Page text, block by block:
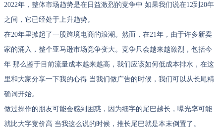
2022年，整体市场趋势是在日益激烈的竞争中 如果我们说在12到20年
之间，它已经处于上升趋势。
在20年里掀起了一股跨境电商的浪潮。然而，在21年，由于许多新卖
家的涌入，整个亚马逊市场竞争变大。竞争只会越来越激烈，包括今
年 那么鉴于目前流量成本越来越高，我们应该如何低成本排水，在这
里和大家分享一下我的心得 当我们做广告的时候，我们可以从长尾精
确词开始。
做过操作的朋友可能会感到困惑，因为细字的尾巴越长，曝光率可能
就比大字竞价高 当我这么说的时候，推长尾巴就是本末倒置了。